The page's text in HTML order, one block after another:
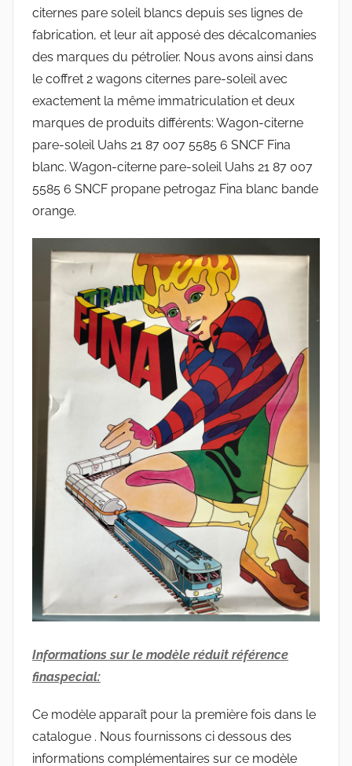
citernes pare soleil blancs depuis ses lignes de
fabrication, et leur ait apposé des décalcomanies
des marques du pétrolier. Nous avons ainsi dans
le coffret 2 wagons citernes pare-soleil avec
exactement la même immatriculation et deux
marques de produits différents: Wagon-citerne
pare-soleil Uahs 21 87 007 5585 6 SNCF Fina
blanc. Wagon-citerne pare-soleil Uahs 21 87 007
5585 6 SNCF propane petrogaz Fina blanc bande
orange.
Informations sur le modèle réduit référence
finaspecial:
Ce modèle apparaît pour la première fois dans le
catalogue . Nous fournissons ci dessous des
informations complémentaires sur ce modèle